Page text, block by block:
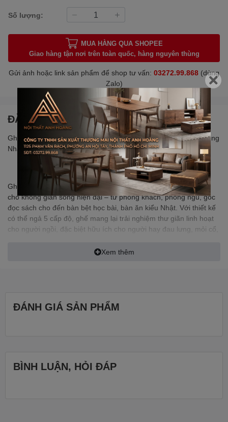
Số lượng:
MUA HÀNG QUA SHOPEE
Giao hàng tận nơi trên toàn quốc, hàng nguyên thùng
Gửi ảnh hoặc link sản phẩm để shop tư vấn: 03272.99.868 (dùng
Zalo)
ĐẶC ĐIỂM NỔI BẬT
Ghế Bệt Tatami Gập Gọn 5 Cấp Độ – Dạng Múi Êm Ái, Vải Nhung
Nhật, Thư Giãn Tối Ưu | Nội Thất Anh Hoàng
Ghế Bệt Tatami kiểu dáng múi sang trọng là lựa chọn lý tưởng
cho không gian sống hiện đại – từ phòng khách, phòng ngủ, góc
đọc sách cho đến bàn bệt học bài, bàn ăn kiểu Nhật. Với thiết kế
có thể ngả 5 cấp độ, ghế mang lại trải nghiệm thư giãn linh hoạt
cho người ngồi, đặc biệt hữu ích cho người hay đau lưng, mỏi cổ,
Xem thêm
ĐÁNH GIÁ SẢN PHẨM
BÌNH LUẬN, HỎI ĐÁP